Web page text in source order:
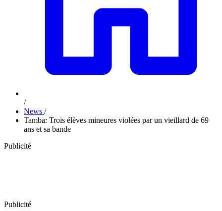
/
News /
Tamba: Trois élèves mineures violées par un vieillard de 69
ans et sa bande
Publicité
Publicité